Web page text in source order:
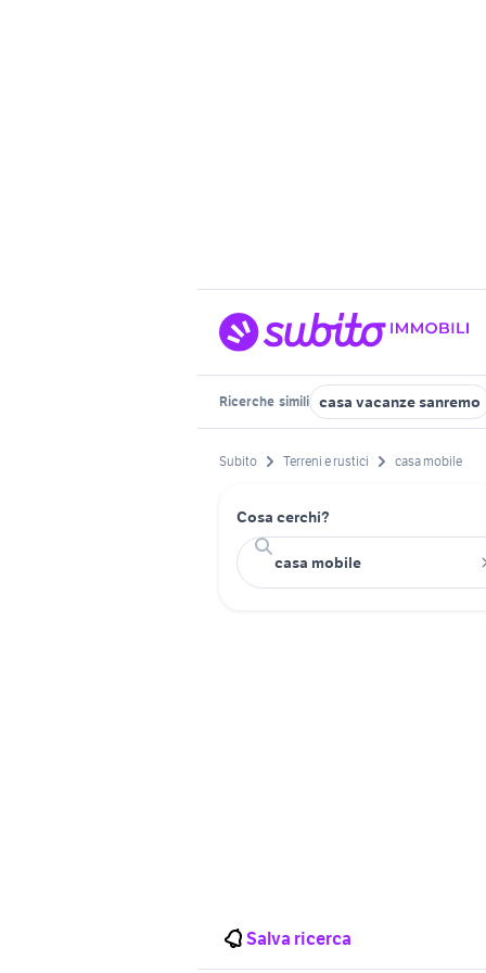
Ricerche simili casa vacanze sanremo
Subito Terreni e rustici casa mobile
Cosa cerchi?
Salva ricerca